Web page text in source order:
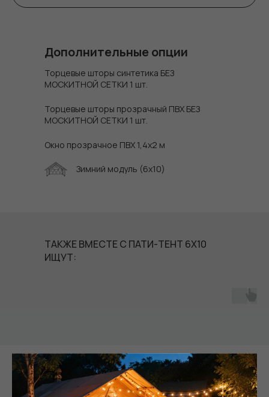
Дополнительные опции
Торцевые шторы прозрачный ПВХ БЕЗ
МОСКИТНОЙ СЕТКИ 1 шт.
Окно прозрачное ПВХ 1,4х2 м
Торцевые шторы синтетика БЕЗ
МОСКИТНОЙ СЕТКИ 1 шт.
Зимний модуль (6x10)
ТАКЖЕ ВМЕСТЕ С ПАТИ-ТЕНТ 6Х10
ИЩУТ: